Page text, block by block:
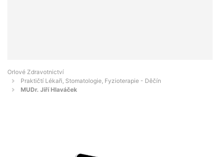
Orlové Zdravotnictví
Praktičtí Lékaři, Stomatologie, Fyzioterapie - Děčín
MUDr. Jiří Hlaváček